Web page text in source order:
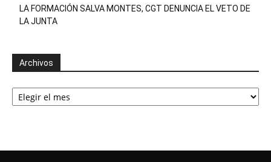
LA FORMACIÓN SALVA MONTES, CGT DENUNCIA EL VETO DE
LA JUNTA
Archivos
Archivos